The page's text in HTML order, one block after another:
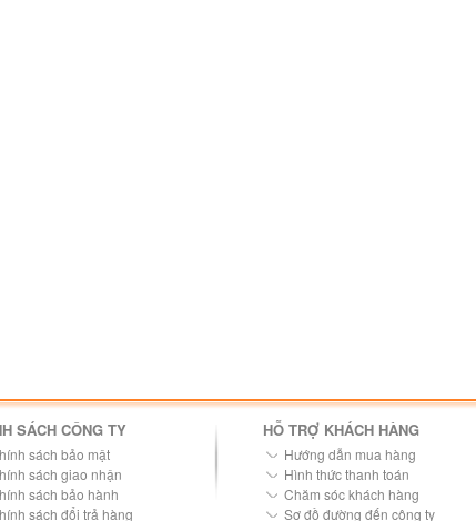
SÁCH CÔNG TY
sách bảo mật
sách giao nhận
sách bảo hành
sách đổi trả hàng
HỖ TRỢ KHÁCH HÀNG
Hướng dẫn mua hàng
Hình thức thanh toán
Chăm sóc khách hàng
Sơ đồ đường đến công ty